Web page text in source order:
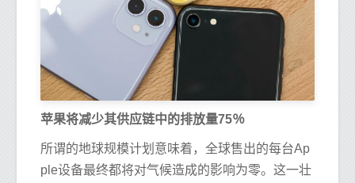
苹果将​​减少其供应链中的排放量75％
所谓的地球规模计划意味着，全球售出的每台Ap
ple设备最终都将对气候造成的影响为零。这一壮